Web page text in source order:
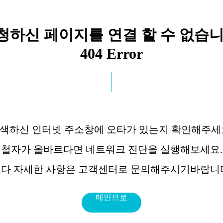
하신 페이지를 연결 할 수 없습
404 Error
하신 인터넷 주소창에 오타가 있는지 확인해주세
철자가 올바르다면 네트워크 진단을 실행해보세요.
메인으로